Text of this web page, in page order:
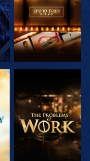
בדוק את הסדרה